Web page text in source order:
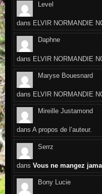
Level
dans ELVIR NORMANDIE
Daphne
dans ELVIR NORMANDIE
Maryse Bouesnard
dans ELVIR NORMANDIE
Mireille Justamond
dansA propos de l’auteur.
Serrz
dansVous ne mangez
Bony Lucie